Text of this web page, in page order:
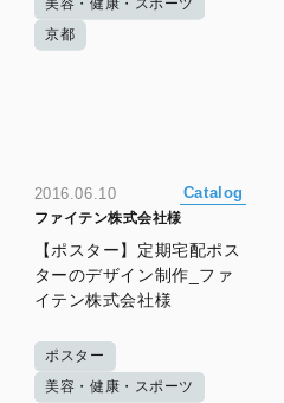
京都
2016.06.10 Catalog
ファイテン株式会社様
【ポスター】定期宅配ポス
ターのデザイン制作_ファ
イテン株式会社様
ポスター
美容・健康・スポーツ